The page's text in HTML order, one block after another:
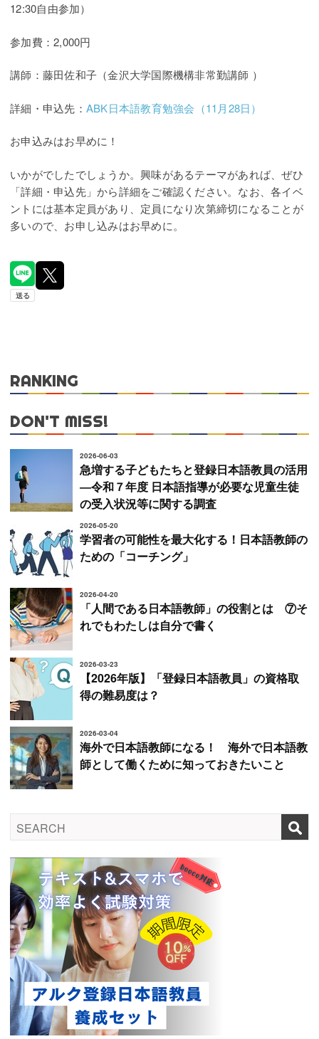
12:30自由参加）
参加費：2,000円
講師：藤田佐和子（金沢大学国際機構非常勤講師 ）
詳細・申込先： ABK日本語教育勉強会（11月28日）
お申込みはお早めに！
いかがでしたでしょうか。興味があるテーマがあれば、ぜひ
「詳細・申込先」から詳細をご確認ください。なお、各イベ
ントには基本定員があり、定員になり次第締切になることが
多いので、お申し込みはお早めに。
RANKING
DON'T MISS!
2026-06-03
急増する子どもたちと登録日本語教員の活用
―令和７年度 日本語指導が必要な児童生徒
の受入状況等に関する調査
2026-05-20
学習者の可能性を最大化する！日本語教師の
ための「コーチング」
2026-04-20
「人間である日本語教師」の役割とは ⑦そ
れでもわたしは自分で書く
2026-03-23
【2026年版】「登録日本語教員」の資格取
得の難易度は？
2026-03-04
海外で日本語教師になる！ 海外で日本語教
師として働くために知っておきたいこと